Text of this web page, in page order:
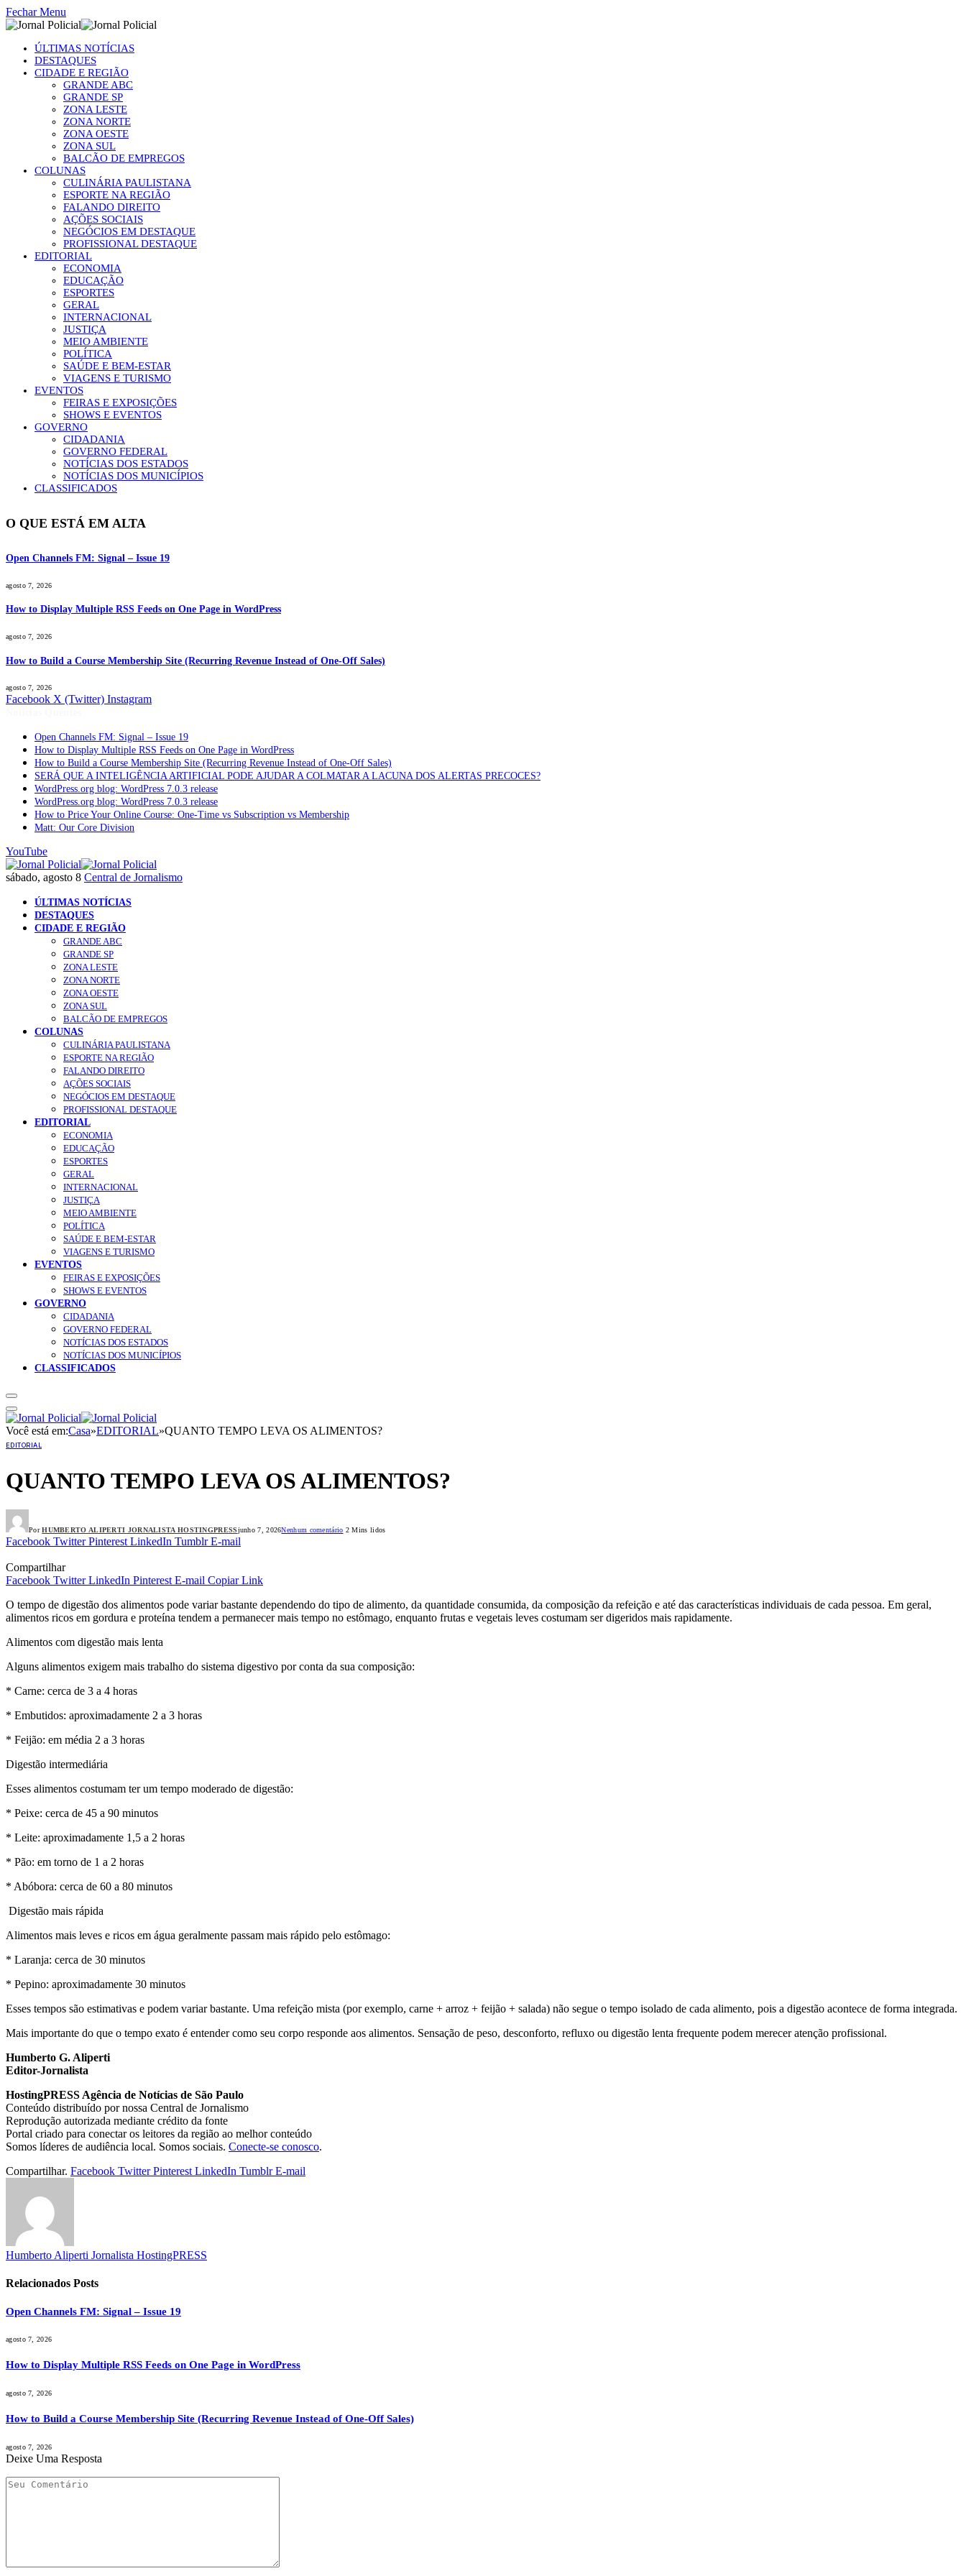
Fechar Menu
ÚLTIMAS NOTÍCIAS
DESTAQUES
CIDADE E REGIÃO
GRANDE ABC
GRANDE SP
ZONA LESTE
ZONA NORTE
ZONA OESTE
ZONA SUL
BALCÃO DE EMPREGOS
COLUNAS
CULINÁRIA PAULISTANA
ESPORTE NA REGIÃO
FALANDO DIREITO
AÇÕES SOCIAIS
NEGÓCIOS EM DESTAQUE
PROFISSIONAL DESTAQUE
EDITORIAL
ECONOMIA
EDUCAÇÃO
ESPORTES
GERAL
INTERNACIONAL
JUSTIÇA
MEIO AMBIENTE
POLÍTICA
SAÚDE E BEM-ESTAR
VIAGENS E TURISMO
EVENTOS
FEIRAS E EXPOSIÇÕES
SHOWS E EVENTOS
GOVERNO
CIDADANIA
GOVERNO FEDERAL
NOTÍCIAS DOS ESTADOS
NOTÍCIAS DOS MUNICÍPIOS
CLASSIFICADOS
O QUE ESTÁ EM ALTA
Open Channels FM: Signal – Issue 19
agosto 7, 2026
How to Display Multiple RSS Feeds on One Page in WordPress
agosto 7, 2026
How to Build a Course Membership Site (Recurring Revenue Instead of One-Off Sales)
agosto 7, 2026
Facebook X (Twitter) Instagram
Open Channels FM: Signal – Issue 19
How to Display Multiple RSS Feeds on One Page in WordPress
How to Build a Course Membership Site (Recurring Revenue Instead of One-Off Sales)
SERÁ QUE A INTELIGÊNCIA ARTIFICIAL PODE AJUDAR A COLMATAR A LACUNA DOS ALERTAS PRECOCES?
WordPress.org blog: WordPress 7.0.3 release
WordPress.org blog: WordPress 7.0.3 release
How to Price Your Online Course: One-Time vs Subscription vs Membership
Matt: Our Core Division
YouTube
sábado, agosto 8 Central de Jornalismo
ÚLTIMAS NOTÍCIAS
DESTAQUES
CIDADE E REGIÃO
GRANDE ABC
GRANDE SP
ZONA LESTE
ZONA NORTE
ZONA OESTE
ZONA SUL
BALCÃO DE EMPREGOS
COLUNAS
CULINÁRIA PAULISTANA
ESPORTE NA REGIÃO
FALANDO DIREITO
AÇÕES SOCIAIS
NEGÓCIOS EM DESTAQUE
PROFISSIONAL DESTAQUE
EDITORIAL
ECONOMIA
EDUCAÇÃO
ESPORTES
GERAL
INTERNACIONAL
JUSTIÇA
MEIO AMBIENTE
POLÍTICA
SAÚDE E BEM-ESTAR
VIAGENS E TURISMO
EVENTOS
FEIRAS E EXPOSIÇÕES
SHOWS E EVENTOS
GOVERNO
CIDADANIA
GOVERNO FEDERAL
NOTÍCIAS DOS ESTADOS
NOTÍCIAS DOS MUNICÍPIOS
CLASSIFICADOS
Você está em:Casa»EDITORIAL»QUANTO TEMPO LEVA OS ALIMENTOS?
EDITORIAL
QUANTO TEMPO LEVA OS ALIMENTOS?
Por HUMBERTO ALIPERTI JORNALISTA HOSTINGPRESSjunho 7, 2026Nenhum comentário 2 Mins lidos
Facebook Twitter Pinterest LinkedIn Tumblr E-mail
Compartilhar
Facebook Twitter LinkedIn Pinterest E-mail Copiar Link
O tempo de digestão dos alimentos pode variar bastante dependendo do tipo de alimento, da quantidade consumida, da composição da refeição e até das características individuais de cada pessoa. Em geral,
alimentos ricos em gordura e proteína tendem a permanecer mais tempo no estômago, enquanto frutas e vegetais leves costumam ser digeridos mais rapidamente.
Alimentos com digestão mais lenta
Alguns alimentos exigem mais trabalho do sistema digestivo por conta da sua composição:
* Carne: cerca de 3 a 4 horas
* Embutidos: aproximadamente 2 a 3 horas
* Feijão: em média 2 a 3 horas
Digestão intermediária
Esses alimentos costumam ter um tempo moderado de digestão:
* Peixe: cerca de 45 a 90 minutos
* Leite: aproximadamente 1,5 a 2 horas
* Pão: em torno de 1 a 2 horas
* Abóbora: cerca de 60 a 80 minutos
Digestão mais rápida
Alimentos mais leves e ricos em água geralmente passam mais rápido pelo estômago:
* Laranja: cerca de 30 minutos
* Pepino: aproximadamente 30 minutos
Esses tempos são estimativas e podem variar bastante. Uma refeição mista (por exemplo, carne + arroz + feijão + salada) não segue o tempo isolado de cada alimento, pois a digestão acontece de forma integrada.
Mais importante do que o tempo exato é entender como seu corpo responde aos alimentos. Sensação de peso, desconforto, refluxo ou digestão lenta frequente podem merecer atenção profissional.
Humberto G. Aliperti
Editor-Jornalista
HostingPRESS Agência de Notícias de São Paulo
Conteúdo distribuído por nossa Central de Jornalismo
Reprodução autorizada mediante crédito da fonte
Portal criado para conectar os leitores da região ao melhor conteúdo
Somos líderes de audiência local. Somos sociais. Conecte-se conosco.
Compartilhar. Facebook Twitter Pinterest LinkedIn Tumblr E-mail
Humberto Aliperti Jornalista HostingPRESS
Relacionados Posts
Open Channels FM: Signal – Issue 19
agosto 7, 2026
How to Display Multiple RSS Feeds on One Page in WordPress
agosto 7, 2026
How to Build a Course Membership Site (Recurring Revenue Instead of One-Off Sales)
agosto 7, 2026
Deixe Uma Resposta